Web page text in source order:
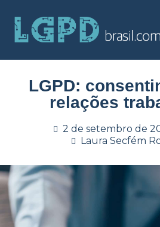
LGPD:
relações
2 de setembro de
Laura Secfém